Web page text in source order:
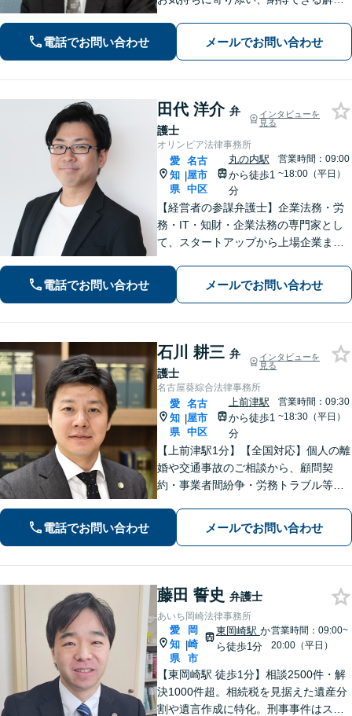
理・企業法務など幅広く対応】複数弁
護士で協議しながら進める体制で、安
電話でお問い合わせ メールでお問い合わせ
田代 洋介 弁
護士
インタビューを
見る
オリンピア法律事務所
愛
知
県
|
名古
屋市
中区
丸の内駅
から徒歩1
分
営業時間：09:00
~18:00（平日）
【経営者の参謀弁護士】企業法務・労
務・IT・知財・企業法務の専門家とし
て、スタートアップから上場企業まで
労務トラブル対応／就業規則の作成／
知的財産権／クレーム対応など迅速に
電話でお問い合わせ メールでお問い合わせ
石川 耕三 弁
護士
インタビューを
見る
名古屋葵綜合法律事務所
愛
知
県
|
名古
屋市
中区
上前津駅
から徒歩1
分
営業時間：09:30
~18:30（平日）
【上前津駅1分】【全国対応】個人の離
婚や交通事故のご相談から、顧問契
約・事業者間紛争・労務トラブル等ま
を中心に東海地方全域からご相談を承
っております。【夜間面談可能】【オ
電話でお問い合わせ メールでお問い合わせ
藤田 誓史 弁護士
あいち岡崎法律事務所
愛
知
県
|
岡
崎
市
東岡崎駅 か
ら徒歩1分
営業時間：09:00~
20:00（平日）
【東岡崎駅 徒歩1分】相談2500件・解
決1000件超。相続税を見据えた遺産分
割や遺言作成に特化。刑事事件はスピ